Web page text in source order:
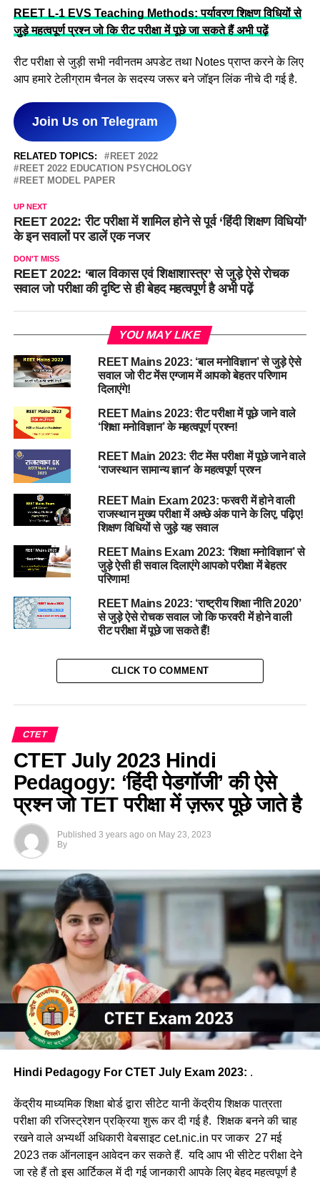
REET L-1 EVS Teaching Methods: पर्यावरण शिक्षण विधियों से
जुड़े महत्वपूर्ण प्रश्न जो कि रीट परीक्षा में पूछे जा सकते हैं अभी पढ़ें
रीट परीक्षा से जुड़ी सभी नवीनतम अपडेट तथा Notes प्राप्त करने के लिए
आप हमारे टेलीग्राम चैनल के सदस्य जरूर बने जॉइन लिंक नीचे दी गई है.
Join Us on Telegram
RELATED TOPICS:
REET 2022
REET 2022 EDUCATION PSYCHOLOGY
REET MODEL PAPER
UP NEXT
REET 2022: रीट परीक्षा में शामिल होने से पूर्व ‘हिंदी शिक्षण विधियों’
के इन सवालों पर डालें एक नजर
DON'T MISS
REET 2022: ‘बाल विकास एवं शिक्षाशास्त्र’ से जुड़े ऐसे रोचक
सवाल जो परीक्षा की दृष्टि से ही बेहद महत्वपूर्ण है अभी पढ़ें
YOU MAY LIKE
REET Mains 2023: ‘बाल मनोविज्ञान’ से जुड़े ऐसे
सवाल जो रीट मेंस एग्जाम में आपको बेहतर परिणाम
दिलाएंगे!
REET Mains 2023: रीट परीक्षा में पूछे जाने वाले
‘शिक्षा मनोविज्ञान’ के महत्वपूर्ण प्रश्न!
REET Main 2023: रीट मेंस परीक्षा में पूछे जाने वाले
‘राजस्थान सामान्य ज्ञान’ के महत्वपूर्ण प्रश्न
REET Main Exam 2023: फरवरी में होने वाली
राजस्थान मुख्य परीक्षा में अच्छे अंक पाने के लिए, पढ़िए!
शिक्षण विधियों से जुड़े यह सवाल
REET Mains Exam 2023: ‘शिक्षा मनोविज्ञान’ से
जुड़े ऐसी ही सवाल दिलाएंगे आपको परीक्षा में बेहतर
परिणाम!
REET Mains 2023: ‘राष्ट्रीय शिक्षा नीति 2020’
से जुड़े ऐसे रोचक सवाल जो कि फरवरी में होने वाली
रीट परीक्षा में पूछे जा सकते हैं!
CLICK TO COMMENT
CTET
CTET July 2023 Hindi
Pedagogy: ‘हिंदी पेडगॉजी’ की ऐसे
प्रश्न जो TET परीक्षा में ज़रूर पूछे जाते है
Published 3 years ago on May 23, 2023
By
Hindi Pedagogy For CTET July Exam 2023: .
केंद्रीय माध्यमिक शिक्षा बोर्ड द्वारा सीटेट यानी केंद्रीय शिक्षक पात्रता
परीक्षा की रजिस्ट्रेशन प्रक्रिया शुरू कर दी गई है. शिक्षक बनने की चाह
रखने वाले अभ्यर्थी अधिकारी वेबसाइट cet.nic.in पर जाकर 27 मई
2023 तक ऑनलाइन आवेदन कर सकते हैं. यदि आप भी सीटेट परीक्षा देने
जा रहे हैं तो इस आर्टिकल में दी गई जानकारी आपके लिए बेहद महत्वपूर्ण है